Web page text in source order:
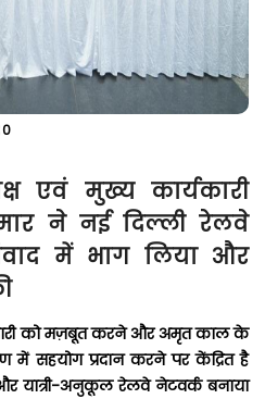
एवं मुख्य कार्यकारी
ने नई दिल्ली रेलवे
में भाग लिया और
को मज़बूत करने और अमृत काल के
सहयोग प्रदान करने पर केंद्रित है
यात्री-अनुकूल रेलवे नेटवर्क बनाया